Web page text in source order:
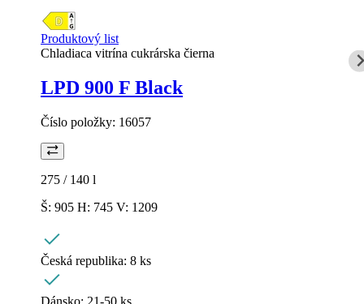
Produktový list
Chladiaca vitrína cukrárska čierna
LPD 900 F Black
Číslo položky: 16057
275 / 140 l
Š: 905 H: 745 V: 1209
Česká republika: 8 ks
Dánsko: 21-50 ks